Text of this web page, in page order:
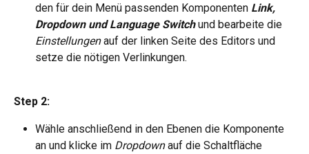
den für dein Menü passenden Komponenten Link,
Dropdown und Language Switch und bearbeite die
Einstellungen auf der linken Seite des Editors und
setze die nötigen Verlinkungen.
Step 2:
Wähle anschließend in den Ebenen die Komponente
an und klicke im Dropdown auf die Schaltfläche